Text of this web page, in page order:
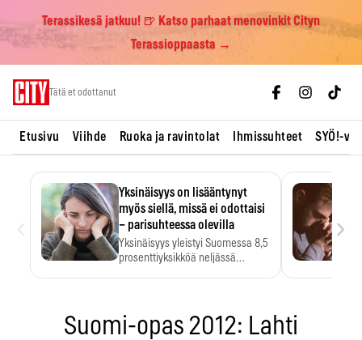
Terassikesä jatkuu! 🍺 Katso parhaat menovinkit Cityn
Terassioppaasta →
Tätä et odottanut
Etusivu Viihde Ruoka ja ravintolat Ihmissuhteet SYÖ!-
Yksinäisyys on lisääntynyt
myös siellä, missä ei odottaisi
– parisuhteessa olevilla
Yksinäisyys yleistyi Suomessa 8,5
prosenttiyksikköä neljässä
›
Suomi-opas 2012: Lahti